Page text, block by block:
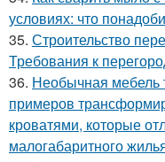
условиях: что
35. Строительство
Требования к
36. Необычная мебель
примеров
кроватями, которые
малогабаритного